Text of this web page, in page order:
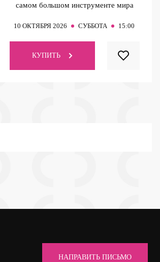
самом большом инструменте мира
10 ОКТЯБРЯ 2026 СУББОТА 15:00
КУПИТЬ
НАПРАВИТЬ ПИСЬМО